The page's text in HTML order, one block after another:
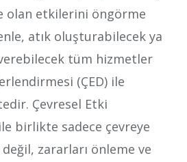
olan etkilerini öngörme
atık oluşturabilecek ya
tüm hizmetler
(ÇED) ile
Çevresel Etki
birlikte sadece çevreye
zararları önleme ve